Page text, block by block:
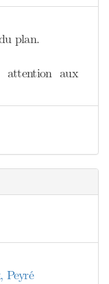
plan.
attention aux
Peyré